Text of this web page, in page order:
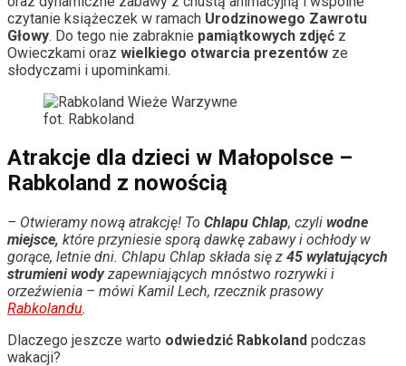
czytanie książeczek w ramach Urodzinowego Zawrotu
Głowy. Do tego nie zabraknie pamiątkowych zdjęć z
Owieczkami oraz wielkiego otwarcia prezentów ze
słodyczami i upominkami.
fot. Rabkoland
Atrakcje dla dzieci w Małopolsce –
Rabkoland z nowością
– Otwieramy nową atrakcję! To Chlapu Chlap, czyli wodne
miejsce, które przyniesie sporą dawkę zabawy i ochłody w
gorące, letnie dni. Chlapu Chlap składa się z 45 wylatujących
strumieni wodyzapewniających mnóstwo rozrywki i
orzeźwienia – mówi Kamil Lech, rzecznik prasowy
Rabkolandu.
Dlaczego jeszcze warto odwiedzić Rabkoland podczas
wakacji?